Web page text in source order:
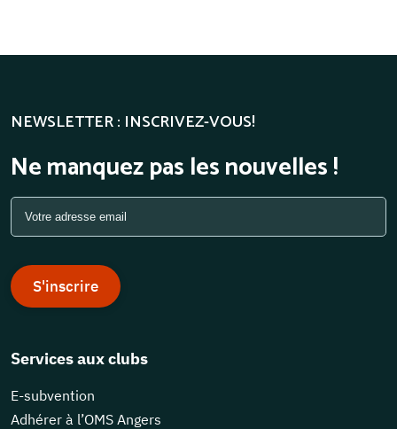
NEWSLETTER : INSCRIVEZ-VOUS!
Ne manquez pas les nouvelles !
S'inscrire
Services aux clubs
E-subvention
Adhérer à l’OMS Angers